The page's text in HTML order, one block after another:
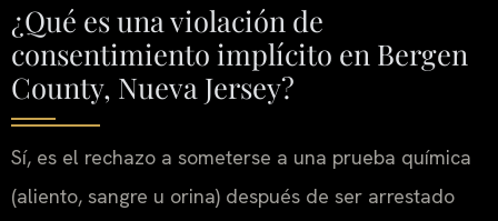
¿Qué es una violación de
consentimiento implícito en Bergen
County, Nueva Jersey?
Sí, es el rechazo a someterse a una prueba química
(aliento, sangre u orina) después de ser arrestado